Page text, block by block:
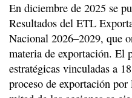
En diciembre de 2025 se
Resultados del ETL
Nacional 2026–2029, que
materia de exportación. El
estratégicas vinculadas a
proceso de exportación